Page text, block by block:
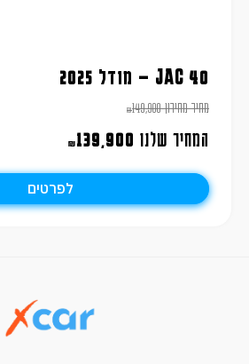
JAC 40 – מודל 2025
מחיר מחירון ₪149,900
המחיר שלנו ₪139,900
לפרטים